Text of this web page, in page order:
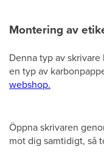
Montering av
Denna typ av
en typ av
webshop.
Öppna skrivaren
mot dig samtidigt, så